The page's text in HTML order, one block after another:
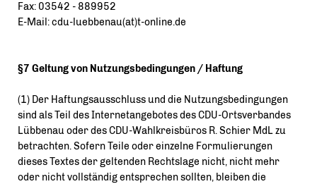
Fax: 03542 - 889952
E-Mail: cdu-luebbenau(at)t-online.de
§7 Geltung von Nutzungsbedingungen / Haftung
(1) Der Haftungsausschluss und die Nutzungsbedingungen
sind als Teil des Internetangebotes des CDU-Ortsverbandes
Lübbenau oder des CDU-Wahlkreisbüros R. Schier MdL zu
betrachten. Sofern Teile oder einzelne Formulierungen
dieses Textes der geltenden Rechtslage nicht, nicht mehr
oder nicht vollständig entsprechen sollten, bleiben die